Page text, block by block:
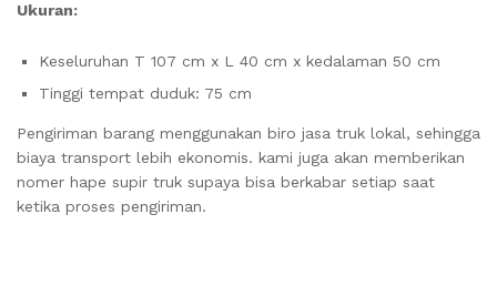
Ukuran:
Keseluruhan T 107 cm x L 40 cm x kedalaman 50 cm
Tinggi tempat duduk: 75 cm
Pengiriman barang menggunakan biro jasa truk lokal, sehingga
biaya transport lebih ekonomis. kami juga akan memberikan
nomer hape supir truk supaya bisa berkabar setiap saat
ketika proses pengiriman.